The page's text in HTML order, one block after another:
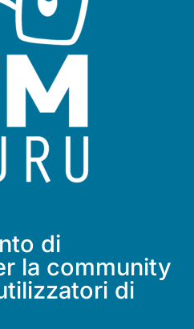
di
la community
di